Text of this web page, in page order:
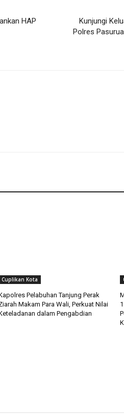
HAP
Kunjungi
Polres
Cuplikan Kota
Pelabuhan Tanjung Perak
Makam Para Wali, Perkuat Nilai
dalam Pengabdian